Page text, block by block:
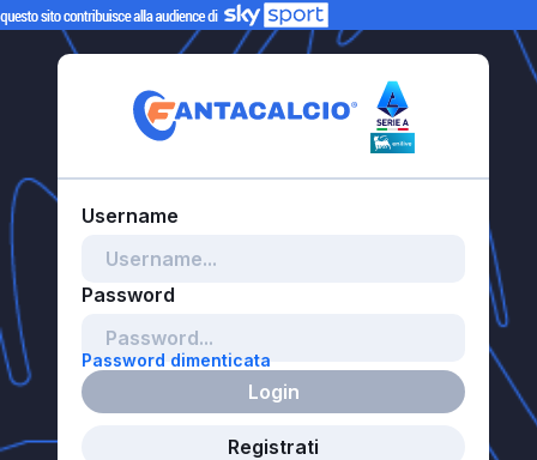
Password dimenticata
Login
Registrati